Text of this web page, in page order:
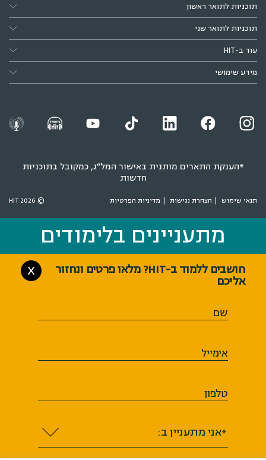
תוכניות לתואר ראשון
תוכניות לתואר שני
עוד ב-HIT
מידע שימושי
*הענקת התארים מותנית באישור המל״ג, כמקובל בתוכניות
חדשות
תנאי שימוש הצהרת נגישות מדיניות הפרטיות © 2026 HIT
מתעניינים בלימודים
חושבים ללמוד ב-HIT? מלאו פרטים ונחזור
אליכם
X
שם
אימייל
טלפון
*אני מתעניין ב:
מתעניינים בלימודים